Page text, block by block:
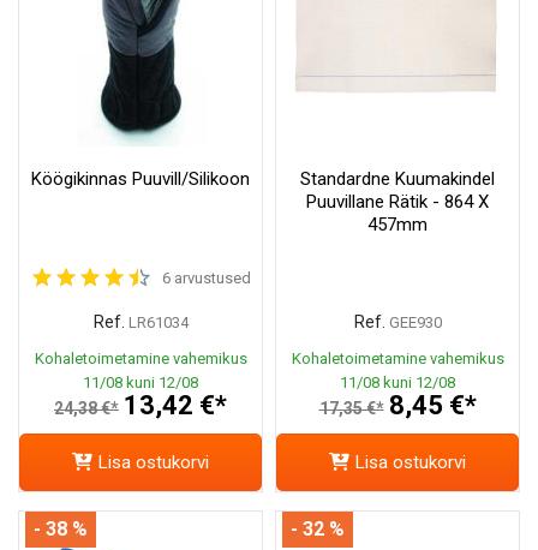
Köögikinnas Puuvill/Silikoon
6 arvustused
Ref. LR61034
Kohaletoimetamine vahemikus
11/08 kuni 12/08
24,38 €* 13,42 €*
Lisa ostukorvi
Standardne Kuumakindel
Puuvillane Rätik - 864 X
457mm
Ref. GEE930
Kohaletoimetamine vahemikus
11/08 kuni 12/08
17,35 €* 8,45 €*
Lisa ostukorvi
- 38 % - 32 %